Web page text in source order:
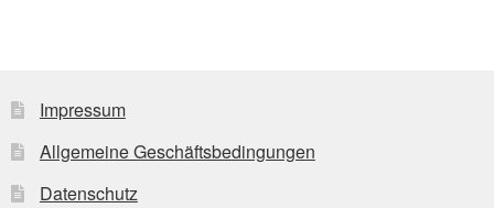
Impressum
Allgemeine Geschäftsbedingungen
Datenschutz